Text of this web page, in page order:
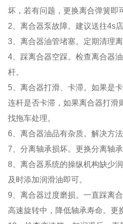
坏，若有问题，更换离合弹簧即
2、离合器泵故障。建议送往4s店
3、离合器油管堵塞。定期清理离
4、踩离合器空踩。检查离合器
杆。
5、离合器打滑、卡滞。如果是
连杆是否卡滞，如果离合器打滑
找拖车处理。
6、离合器油品有杂质。解决方
7、分离轴承损坏。更换分离轴承
8、离合器系统的操纵机构缺少
及时添加润滑油即可。
9、离合器过度磨损。一直踩离
高速旋转中，降低轴承寿命。更